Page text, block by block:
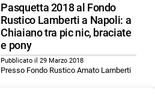
Pasquetta 2018 al Fondo
Rustico Lamberti a Napoli: a
Chiaiano tra pic nic, braciate
e pony
Pubblicato il 29 Marzo 2018
Presso Fondo Rustico Amato Lamberti